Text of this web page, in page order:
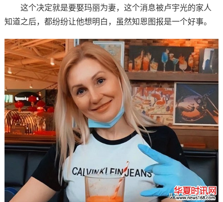
这个决定就是要娶玛丽为妻，这个消息被卢宇光的家人
知道之后，都纷纷让他想明白，虽然知恩图报是一个好事。